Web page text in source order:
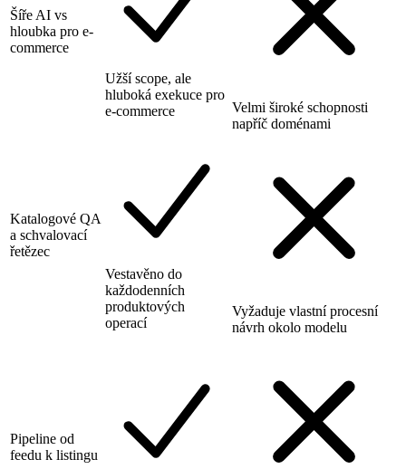
Šíře AI vs
hloubka pro e-
commerce
Užší scope, ale
hluboká exekuce pro
e-commerce
Velmi široké schopnosti
napříč doménami
Katalogové QA
a schvalovací
řetězec
Vestavěno do
každodenních
produktových
operací
Vyžaduje vlastní procesní
návrh okolo modelu
Pipeline od
feedu k listingu